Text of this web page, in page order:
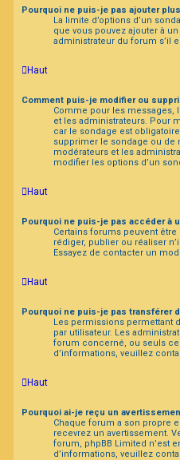
Pourquoi ne puis-je pas ajouter
La limite d’options d’un
que vous pouvez ajouter à
administrateur du forum s’il
Haut
Comment puis-je modifier ou
Comme pour les messages,
et les administrateurs. Pour
car le sondage est
supprimer le sondage ou de
modérateurs et les
modifier les options d’un
Haut
Pourquoi ne puis-je pas accéder à
Certains forums peuvent
rédiger, publier ou réaliser
Essayez de contacter un
Haut
Pourquoi ne puis-je pas transférer
Les permissions permettant
par utilisateur. Les
forum concerné, ou seuls
d’informations, veuillez
Haut
Pourquoi ai-je reçu un
Chaque forum a son propre
recevrez un avertissement.
forum, phpBB Limited n’est
d’informations, veuillez